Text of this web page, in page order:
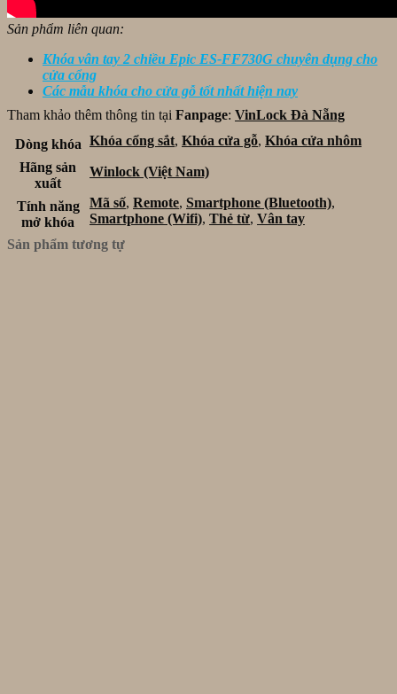
Sản phẩm liên quan:
Khóa vân tay 2 chiều Epic ES-FF730G chuyên dụng cho
cửa cổng
Các mẫu khóa cho cửa gỗ tốt nhất hiện nay
Tham khảo thêm thông tin tại Fanpage: VinLock Đà Nẵng
Dòng khóa Khóa cổng sắt, Khóa cửa gỗ, Khóa cửa nhôm
Hãng sản
xuất
Winlock (Việt Nam)
Tính năng
mở khóa
Mã số, Remote, Smartphone (Bluetooth),
Smartphone (Wifi), Thẻ từ, Vân tay
Sản phẩm tương tự